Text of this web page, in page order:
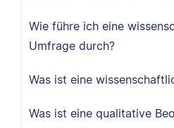
Wie führe ich eine
Umfrage durch?
Was ist eine
Was ist eine qualitative